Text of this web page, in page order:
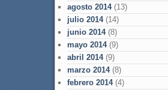
agosto 2014(13)
julio 2014(14)
junio 2014(8)
mayo 2014(9)
abril 2014(9)
marzo 2014(8)
febrero 2014(4)